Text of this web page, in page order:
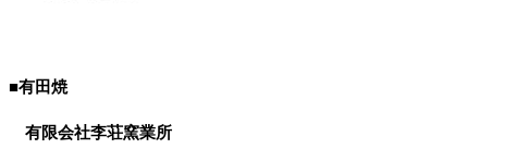
■有田焼
有限会社李荘窯業所